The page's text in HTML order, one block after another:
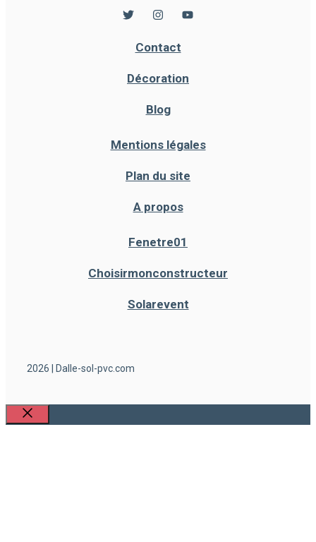
Contact
Décoration
Blog
Mentions légales
Plan du site
A propos
Fenetre01
Choisirmonconstructeur
Solarevent
2026 | Dalle-sol-pvc.com
Fermer